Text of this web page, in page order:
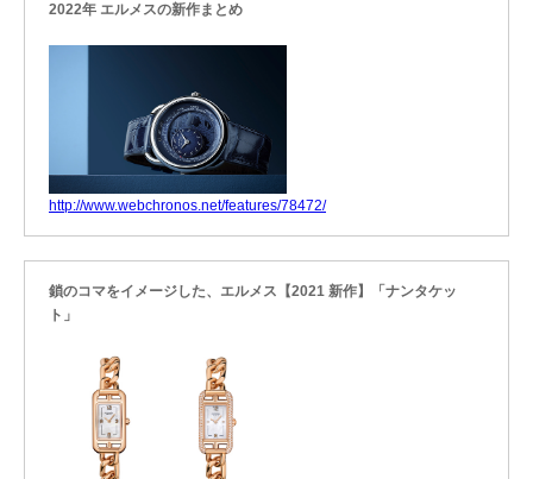
2022年 エルメスの新作まとめ
http://www.webchronos.net/features/78472/
鎖のコマをイメージした、エルメス【2021 新作】「ナンタケッ
ト」